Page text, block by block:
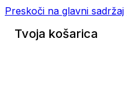
Preskoči na glavni sadržaj
Tvoja košarica